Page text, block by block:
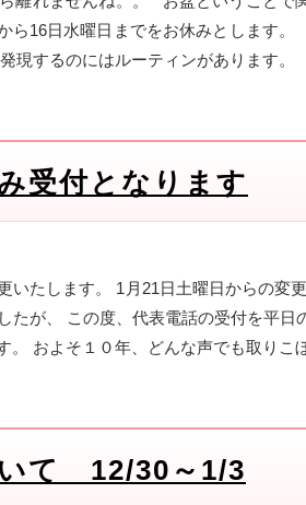
ら16日水曜日までをお休みとします
現するのにはルーティンがあります。
受付となります
いたします。 1月21日土曜日からの
たが、 この度、代表電話の受付を平
。 およそ１０年、どんな声でも取りこ
て 12/30～1/3